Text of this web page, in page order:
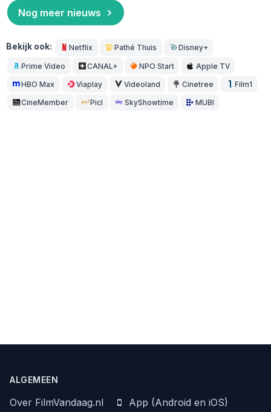
Nog meer nieuws
Bekijk ook: Netflix Pathé Thuis Disney+
Prime Video CANAL+ NPO Start Apple TV
HBO Max Viaplay Videoland Cinetree Film1
CineMember Picl SkyShowtime MUBI
ALGEMEEN
Over FilmVandaag.nl
App (Android en iOS)